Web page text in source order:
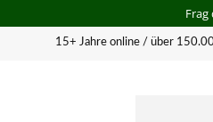
Frag
15+ Jahre online / über